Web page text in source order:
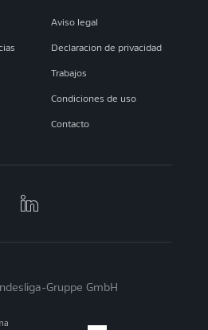
Aviso legal
Declaracion de privacidad
Trabajos
Condiciones de uso
Contacto
Gruppe GmbH